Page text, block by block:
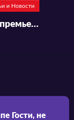
и Новости
Месяц премьеры и подробности аниме «Haibara-kun no Tsuyokute Seishun New Game»
Гости, не